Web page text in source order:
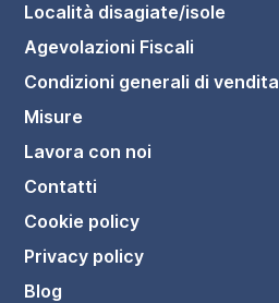
Località disagiate/isole
Agevolazioni Fiscali
Condizioni generali di vendita
Misure
Lavora con noi
Contatti
Cookie policy
Privacy policy
Blog